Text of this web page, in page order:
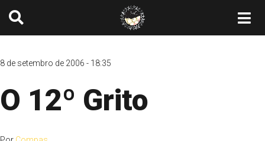
8 de setembro de 2006 - 18:35
O 12º Grito